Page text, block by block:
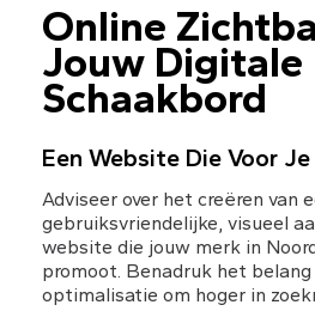
Online
Jouw Digitale
Schaakbord
Een Website Die Voor
Adviseer over het creëren van
gebruiksvriendelijke, visueel
website die jouw merk in
promoot. Benadruk het belang
optimalisatie om hoger in